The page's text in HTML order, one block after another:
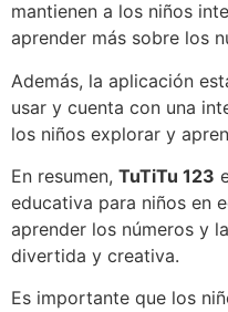
mantienen a los niños
aprender más sobre los
Además, la aplicación
usar y cuenta con una
los niños explorar y
En resumen, TuTiTu 123
educativa para niños en
aprender los números y
divertida y creativa.
Es importante que los